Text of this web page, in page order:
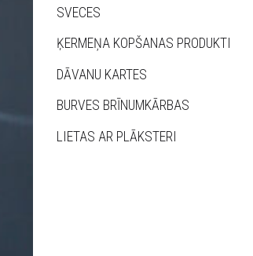
SVECES
ĶERMEŅA KOPŠANAS PRODUKTI
DĀVANU KARTES
BURVES BRĪNUMKĀRBAS
LIETAS AR PLĀKSTERI